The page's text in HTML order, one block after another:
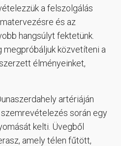
a felszolgálás
és az
hangsúlyt fektetünk.
közvetíteni a
élményeinket,
artériáján
során egy
kelti. Üvegből
amely télen fűtött,